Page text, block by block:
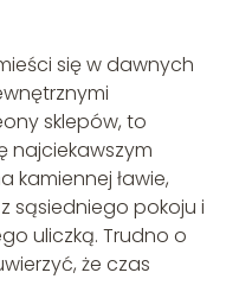
się w dawnych
sklepów, to
najciekawszym
kamiennej ławie,
sąsiedniego pokoju i
uliczką. Trudno o
że czas